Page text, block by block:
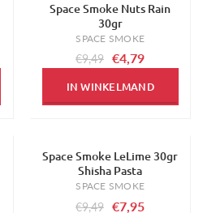
-50%
Space Smoke Nuts Rain
30gr
SPACE SMOKE
€9,49 €4,79
IN WINKELMAND
-16%
Space Smoke LeLime 30gr
Shisha Pasta
SPACE SMOKE
€9,49 €7,95